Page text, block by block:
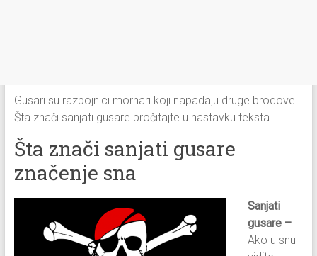
Gusari su razbojnici mornari koji napadaju druge brodove.
Šta znači sanjati gusare pročitajte u nastavku teksta.
Šta znači sanjati gusare
značenje sna
Sanjati
gusare –
Ako u snu